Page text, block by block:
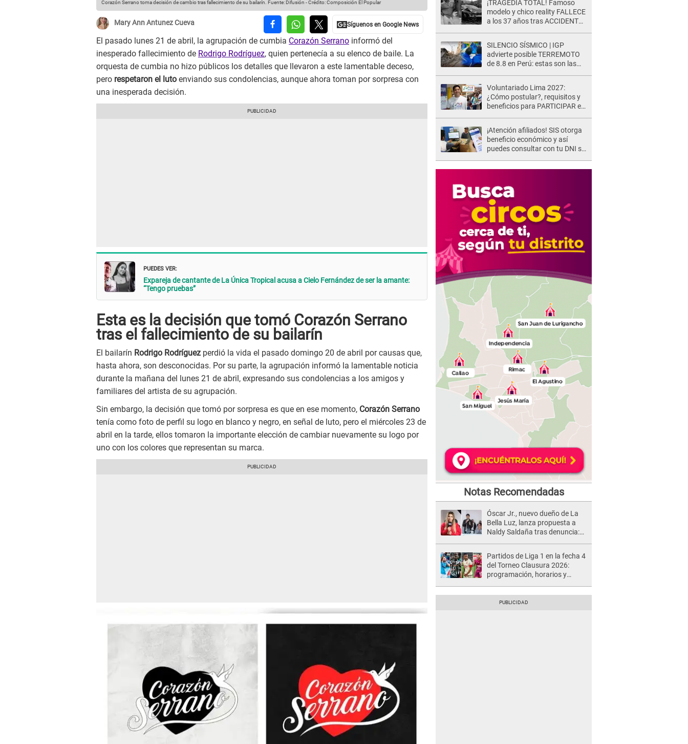
Corazón Serrano toma decisión de cambio tras fallecimiento de su bailarín. Fuente: Difusión -Crédito: Composición El Popular
Mary Ann Antunez Cueva
El pasado lunes 21 de abril, la agrupación de cumbia Corazón Serrano informó del
inesperado fallecimiento de Rodrigo Rodríguez, quien pertenecía a su elenco de baile. La
orquesta de cumbia no hizo públicos los detalles que llevaron a este lamentable deceso,
pero respetaron el luto enviando sus condolencias, aunque ahora toman por sorpresa con
una inesperada decisión.
PUEDES VER:
Expareja de cantante de La Única Tropical acusa a Cielo Fernández de ser la amante:
“Tengo pruebas”
Esta es la decisión que tomó Corazón Serrano
tras el fallecimiento de su bailarín
El bailarín Rodrigo Rodríguez perdió la vida el pasado domingo 20 de abril por causas que,
hasta ahora, son desconocidas. Por su parte, la agrupación informó la lamentable noticia
durante la mañana del lunes 21 de abril, expresando sus condolencias a los amigos y
familiares del artista de su agrupación.
Sin embargo, la decisión que tomó por sorpresa es que en ese momento, Corazón Serrano
tenía como foto de perfil su logo en blanco y negro, en señal de luto, pero el miércoles 23 de
abril en la tarde, ellos tomaron la importante elección de cambiar nuevamente su logo por
uno con los colores que representan su marca.
¡TRAGEDIA TOTAL! Famoso
modelo y chico reality FALLECE
a los 37 años tras ACCIDENTE
SILENCIO SÍSMICO | IGP
advierte posible TERREMOTO
de 8.8 en Perú: estas son las
Voluntariado Lima 2027:
¿Cómo postular?, requisitos y
beneficios para PARTICIPAR en
¡Atención afiliados! SIS otorga
beneficio económico y así
puedes consultar con tu DNI si
Notas Recomendadas
Óscar Jr., nuevo dueño de La
Bella Luz, lanza propuesta a
Naldy Saldaña tras denuncia:
Partidos de Liga 1 en la fecha 4
del Torneo Clausura 2026:
programación, horarios y